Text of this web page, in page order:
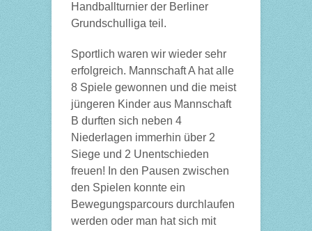
Handballturnier der Berliner
Grundschulliga teil.
Sportlich waren wir wieder sehr
erfolgreich. Mannschaft A hat alle
8 Spiele gewonnen und die meist
jüngeren Kinder aus Mannschaft
B durften sich neben 4
Niederlagen immerhin über 2
Siege und 2 Unentschieden
freuen! In den Pausen zwischen
den Spielen konnte ein
Bewegungsparcours durchlaufen
werden oder man hat sich mit